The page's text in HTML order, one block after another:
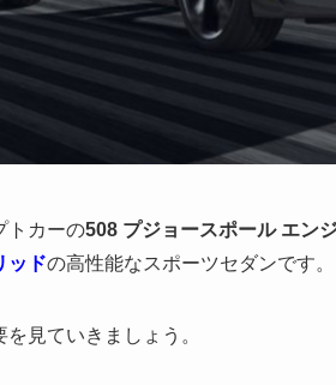
トカーの508 プジョースポール エン
ッドの高性能なスポーツセダンです。
見ていきましょう。